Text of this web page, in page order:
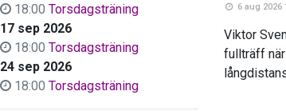
18:00 Torsdagsträning
17 sep 2026
18:00 Torsdagsträning
24 sep 2026
18:00 Torsdagsträning
6 aug 2026
Viktor
fullträff